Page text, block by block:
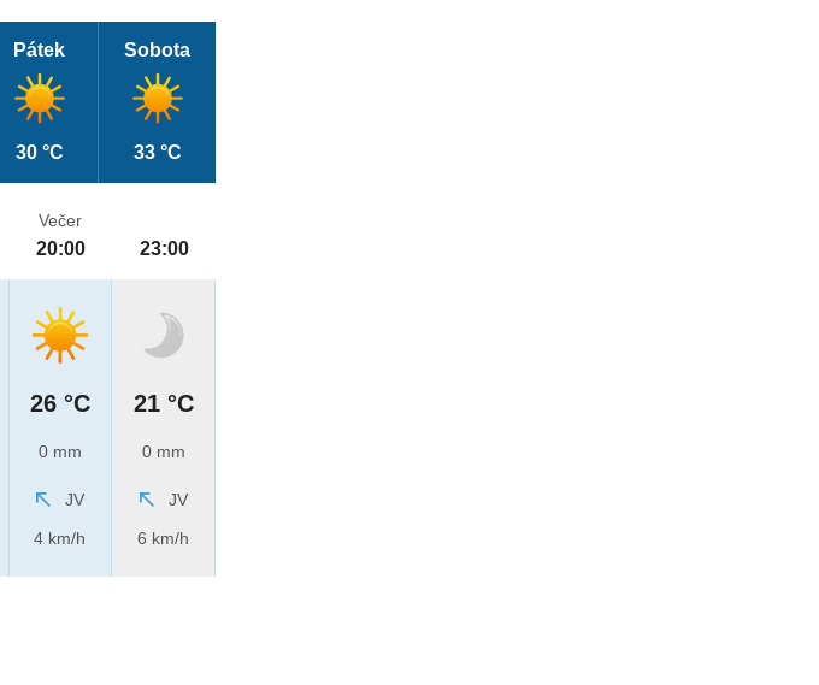
Pátek
30 °C
Sobota
33 °C
Večer
20:00
26 °C
0 mm
JV
4 km/h
23:00
21 °C
0 mm
JV
6 km/h